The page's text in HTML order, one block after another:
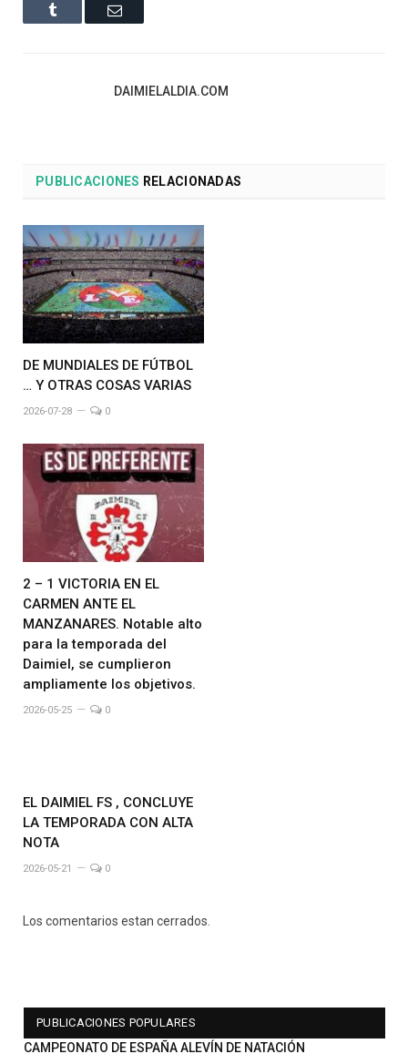
Tumblr Email
DAIMIELALDIA.COM
PUBLICACIONES RELACIONADAS
DE MUNDIALES DE FÚTBOL
… Y OTRAS COSAS VARIAS
2026-07-28 0
2 – 1 VICTORIA EN EL
CARMEN ANTE EL
MANZANARES. Notable alto
para la temporada del
Daimiel, se cumplieron
ampliamente los objetivos.
2026-05-25 0
EL DAIMIEL FS , CONCLUYE
LA TEMPORADA CON ALTA
NOTA
2026-05-21 0
Los comentarios estan cerrados.
PUBLICACIONES POPULARES
CAMPEONATO DE ESPAÑA ALEVÍN DE NATACIÓN